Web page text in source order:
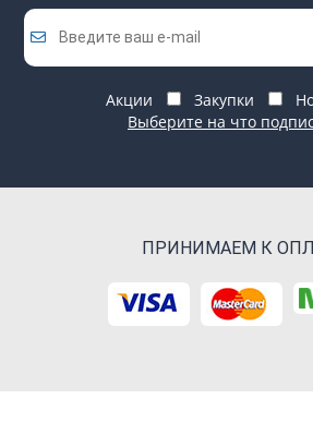
Акции Закупки
Выберите на что
ПРИНИМАЕМ К